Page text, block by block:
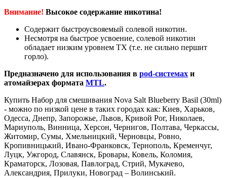
Внимание! Высокое содержание никотина!
Содержит быстроусвояемый солевой никотин.
Несмотря на быстрое усвоение, солевой никотин
обладает низким уровнем ТХ (т.е. не сильно першит
горло).
Предназначено для использования в pod-системах и
атомайзерах формата MTL.
Купить Набор для смешивания Nova Salt Blueberry Basil (30ml)
- можно по низкой цене в таких городах как: Киев, Харьков,
Одесса, Днепр, Запорожье, Львов, Кривой Рог, Николаев,
Мариуполь, Винница, Херсон, Чернигов, Полтава, Черкассы,
Житомир, Сумы, Хмельницкий, Черновцы, Ровно,
Кропивницький, Ивано-Франковск, Тернополь, Кременчуг,
Луцк, Ужгород, Славянск, Бровары, Ковель, Коломия,
Краматорск, Лозовая, Павлоград, Стрий, Мукачево,
Александрия, Прилуки, Новоград – Волинський.